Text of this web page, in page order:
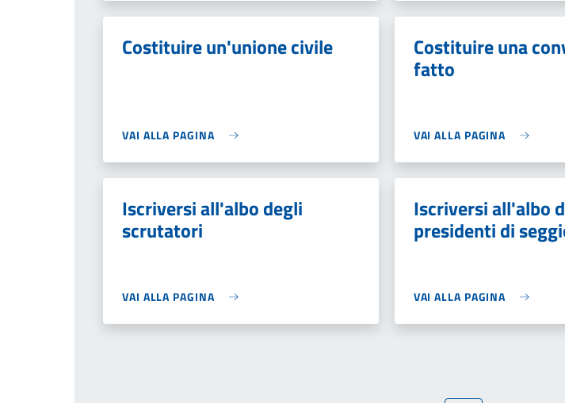
Costituire un'unione civile
VAI ALLA PAGINA
Costituire una
fatto
VAI ALLA PAGINA
Iscriversi all'albo degli
scrutatori
VAI ALLA PAGINA
Iscriversi all'albo
presidenti di
VAI ALLA PAGINA